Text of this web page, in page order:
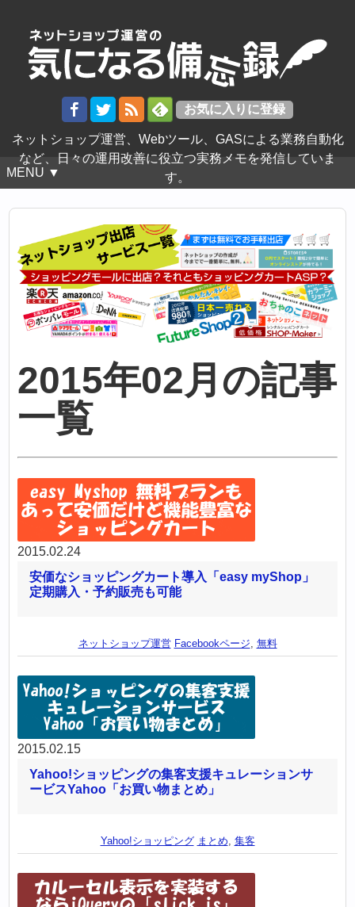
ネットショップ運営、Webツール、GASによる業務自動化
など、日々の運用改善に役立つ実務メモを発信していま
す。
MENU ▼
2015年02月の記事
一覧
2015.02.24
安価なショッピングカート導入「easy myShop」
定期購入・予約販売も可能
ネットショップ運営 Facebookページ, 無料
2015.02.15
Yahoo!ショッピングの集客支援キュレーションサ
ービスYahoo「お買い物まとめ」
Yahoo!ショッピング まとめ, 集客